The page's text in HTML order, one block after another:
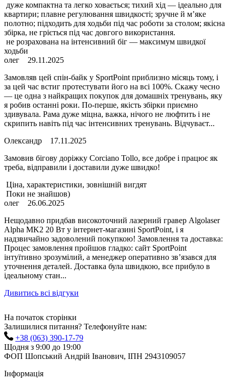
дуже компактна та легко ховається; тихий хід — ідеально для
квартири; плавне регулювання швидкості; зручне й м’яке
полотно; підходить для ходьби під час роботи за столом; якісна
збірка, не гріється під час довгого використання.
не розрахована на інтенсивний біг — максимум швидкої
ходьби
олег
29.11.2025
Замовляв цей спін-байк у SportPoint приблизно місяць тому, і
за цей час встиг протестувати його на всі 100%. Скажу чесно
— це одна з найкращих покупок для домашніх тренувань, яку
я робив останні роки. По-перше, якість збірки приємно
здивувала. Рама дуже міцна, важка, нічого не люфтить і не
скрипить навіть під час інтенсивних тренувань. Відчуваєт...
Олександр
17.11.2025
Замовив бігову доріжку Corciano Tollo, все добре і працює як
треба, відправили і доставили дуже швидко!
Ціна, характеристики, зовнішній вигдят
Поки не знайшов)
олег
26.06.2025
Нещодавно придбав високоточний лазерний гравер Algolaser
Alpha MK2 20 Вт у інтернет-магазині SportPoint, і я
надзвичайно задоволений покупкою! Замовлення та доставка:
Процес замовлення пройшов гладко: сайт SportPoint
інтуїтивно зрозумілий, а менеджер оперативно зв’язався для
уточнення деталей. Доставка була швидкою, все прибуло в
ідеальному стан...
Дивитись всі відгуки
На початок сторінки
Залишилися питання? Телефонуйте нам:
+38 (063) 390-17-79
Щодня з 9:00 до 19:00
ФОП Шопський Андрій Іванович, ІПН 2943109057
Інформація